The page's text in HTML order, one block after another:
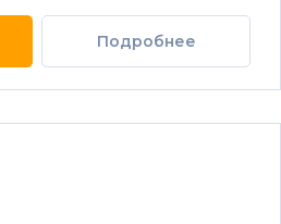
Подробнее